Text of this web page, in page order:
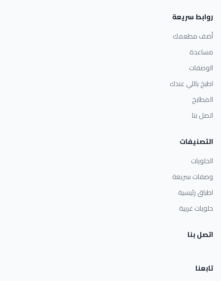
روابط سريعة
أضف مطعمك
مساعدة
الوصفات
اطبخ باللي عندك
المطابخ
اتصل بنا
التصنيفات
الحلويات
وصفات سريعة
اطباق رئيسية
حلويات غربية
اتصل بنا
تابعنا